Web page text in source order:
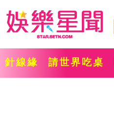
針線緣 請世界吃桌